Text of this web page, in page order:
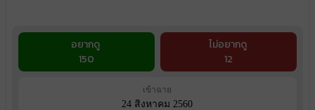
อยากดู
150
ไม่อยากดู
12
เข้าฉาย
24 สิงหาคม 2560